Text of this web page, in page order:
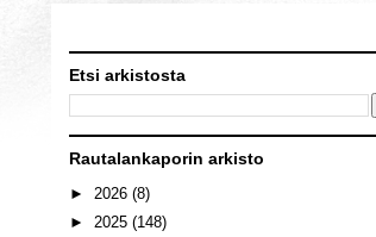
Etsi arkistosta
Rautalankaporin arkisto
► 2026 (8)
► 2025 (148)